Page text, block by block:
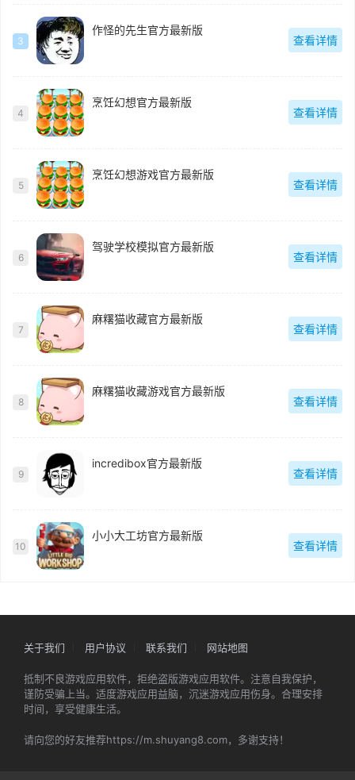
3
作怪的先生官方最新版
查看详情
4
烹饪幻想官方最新版
查看详情
5
烹饪幻想游戏官方最新版
查看详情
6
驾驶学校模拟官方最新版
查看详情
7
麻糬猫收藏官方最新版
查看详情
8
麻糬猫收藏游戏官方最新版
查看详情
9
incredibox官方最新版
查看详情
10
小小大工坊官方最新版
查看详情
关于我们 用户协议 联系我们 网站地图
抵制不良游戏应用软件，拒绝盗版游戏应用软件。注意自我保护，
谨防受骗上当。适度游戏应用益脑，沉迷游戏应用伤身。合理安排
时间，享受健康生活。
请向您的好友推荐https://m.shuyang8.com，多谢支持！